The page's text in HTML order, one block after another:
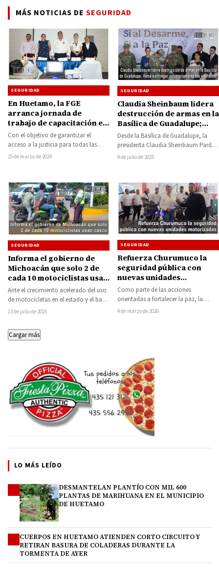
MÁS NOTICIAS DE SEGURIDAD
SEGURIDAD
En Huetamo, la FGE
arranca jornada de
trabajo de capacitación en
materia de Atención a la
Discapacidad y
Accesibilidad
Con el objetivo de garantizar el
acceso a la justicia para todas las
personas en el estado, la…
25 de marzo de 2024
SEGURIDAD
Claudia Sheinbaum lidera
destrucción de armas en la
Basílica de Guadalupe;
llama a entregar
voluntariamente los
artefactos
Desde la Basílica de Guadalupe, la
presidenta Claudia Sheinbaum Pardo
presidió la conmemoración por el
9 de julio de 2025
SEGURIDAD
Informa el gobierno de
Michoacán que solo 2 de
cada 10 motociclistas usan
casco
Ante el crecimiento acelerado del uso
de motocicletas en el estado y el bajo
cumplimiento en el uso…
13 de julio de 2025
SEGURIDAD
Refuerza Churumuco la
seguridad pública con
nuevas unidades
motorizadas
Como parte de las acciones
orientadas a fortalecer la paz, la
tranquilidad y la seguridad de las
4 de marzo de 2026
Cargar más
LO MÁS LEÍDO
DESMANTELAN PLANTÍO CON MIL 600
PLANTAS DE MARIHUANA EN EL MUNICIPIO
DE HUETAMO
CUERPOS EN HUETAMO ATIENDEN CORTO CIRCUITO Y
RETIRAN BASURA DE COLADERAS DURANTE LA
TORMENTA DE AYER